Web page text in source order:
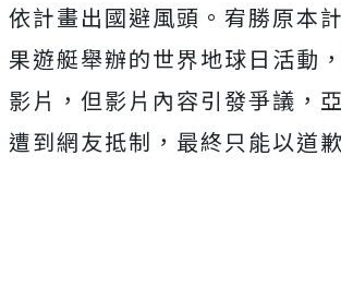
依計畫出國避風頭。宥勝原本
果遊艇舉辦的世界地球日活動
影片，但影片內容引發爭議，
遭到網友抵制，最終只能以道